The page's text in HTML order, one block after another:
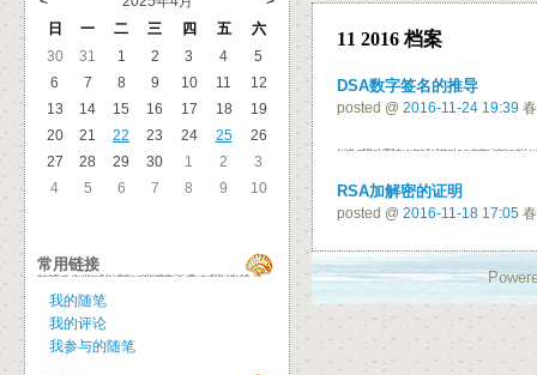
11 2016 档案
DSA数字签名的推导
posted @ 2016-11-24 19:39
RSA加解密的证明
posted @ 2016-11-18 17:05
日
一 二 三 四 五
六
30
31 1 2 3 4
5
6
7 8 9 10 11
12
13
14 15 16 17 18
19
20
21 22 23 24 25
26
27
28 29 30 1 2
3
4
5 6 7 8 9 10
常用链接
我的随笔
我的评论
我参与的随笔